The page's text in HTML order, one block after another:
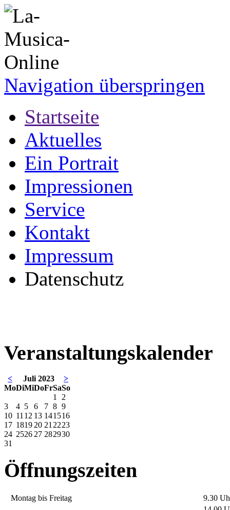
Navigation überspringen
Startseite
Aktuelles
Ein Portrait
Impressionen
Service
Kontakt
Impressum
Datenschutz
Veranstaltungskalender
< Juli 2023
>
MoDiMiDoFrSaSo
1 2
3
4 5 6 7 8 9
10 1112 13 141516
17 181920 212223
24 252627 282930
31
Öffnungszeiten
Montag bis Freitag
9.30